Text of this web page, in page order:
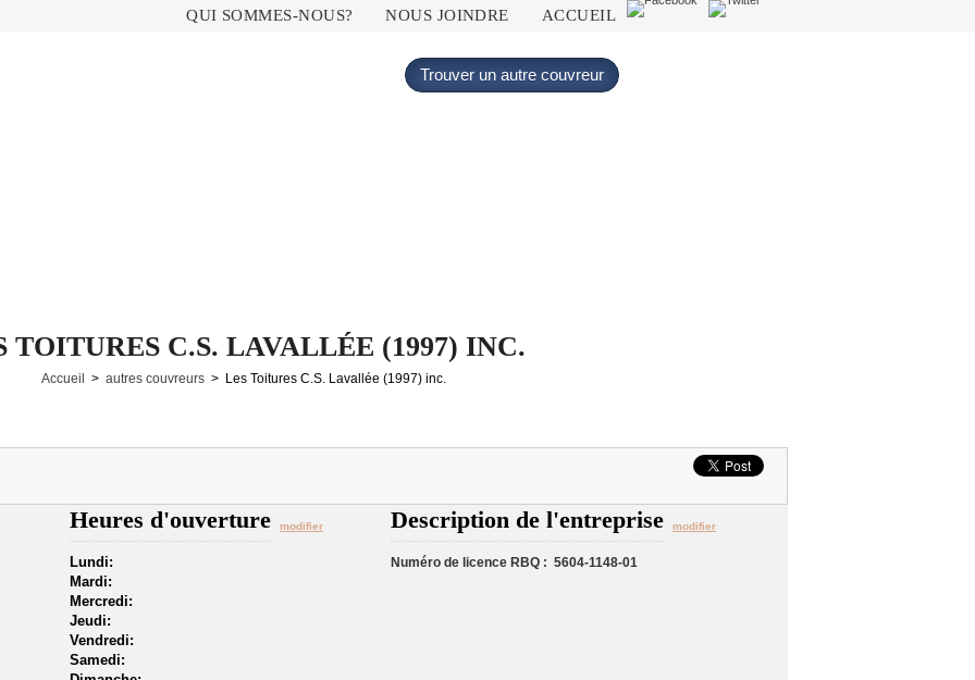
Menu principal
QUI SOMMES-NOUS? NOUS JOINDRE ACCUEIL
Trouver un autre couvreur
TOITURES C.S. LAVALLÉE (1997) INC.
Accueil > autres couvreurs > Les Toitures C.S. Lavallée (1997) inc.
Heures d'ouverture modifier
Lundi:
Mardi:
Mercredi:
Jeudi:
Vendredi:
Samedi:
Description de l'entreprise modifier
Numéro de licence RBQ : 5604-1148-01